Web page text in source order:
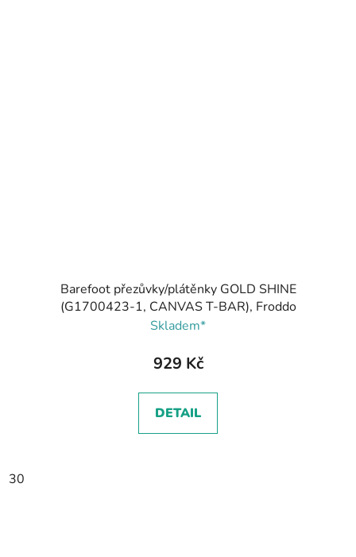
Barefoot přezůvky/plátěnky GOLD SHINE
(G1700423-1, CANVAS T-BAR), Froddo
Skladem*
929 Kč
DETAIL
30